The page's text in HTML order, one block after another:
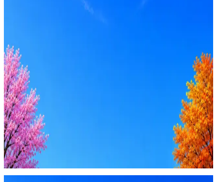
Будьте осторожны: если работодатель просит войти через
Google, iCloud или Госуслуги, прислать код или пароль,
запустить ПО или перевести деньги — это мошенники.
Жмите Пожаловаться